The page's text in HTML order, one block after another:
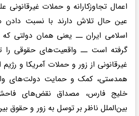
اعمال تجاوزکارانه و حملات غیرقانونی
عین حال تلاش دارند با نسبت دادن
اسلامی ایران ــ یعنی همان دولتی
گرفته است ــ واقعیت‌های حقوقی را
غیرقانونی از زور و حملات آمریکا و رژیم
همدستی، کمک و حمایت دولت‌های
خلیج فارس، مصداق نقض‌های
بین‌الملل ناظر بر توسل به زور و حقوق